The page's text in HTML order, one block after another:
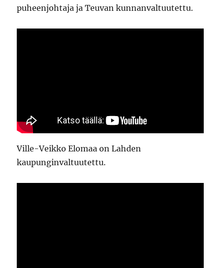
puheenjohtaja ja Teuvan kunnanvaltuutettu.
Ville-Veikko Elomaa on Lahden
kaupunginvaltuutettu.